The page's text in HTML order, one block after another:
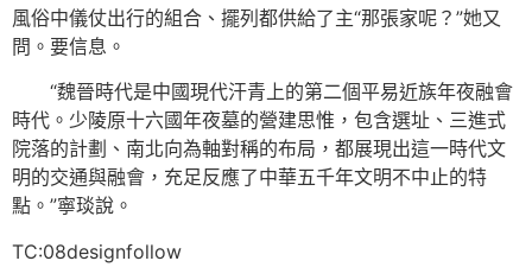
風俗中儀仗出行的組合、擺列都供給了主“那張家呢？”她又
問。要信息。
“魏晉時代是中國現代汗青上的第二個平易近族年夜融會
時代。少陵原十六國年夜墓的營建思惟，包含選址、三進式
院落的計劃、南北向為軸對稱的布局，都展現出這一時代文
明的交通與融會，充足反應了中華五千年文明不中止的特
點。”寧琰說。
TC:08designfollow